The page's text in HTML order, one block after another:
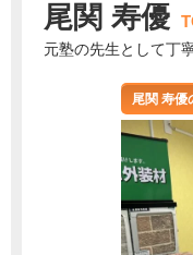
尾関 寿優
元塾の先生として丁
尾関 寿優